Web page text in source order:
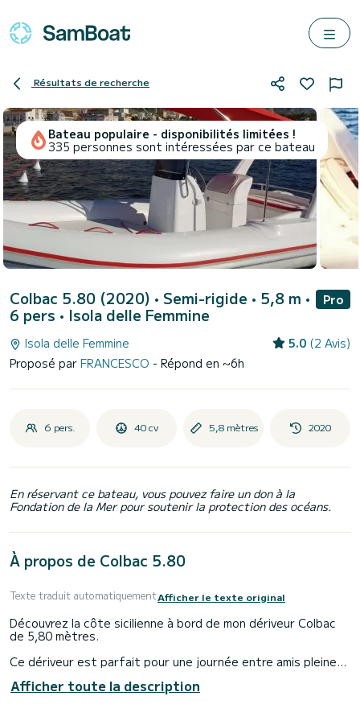
Résultats de recherche
Bateau populaire - disponibilités limitées !
335 personnes sont intéressées par ce bateau
Colbac 5.80 (2020) • Semi-rigide • 5,8 m •
6 pers • Isola delle Femmine
Pro
Isola delle Femmine 5.0 (2 Avis)
Proposé par FRANCESCO - Répond en ~6h
6 pers. 40 cv 5,8 mètres 2020
En réservant ce bateau, vous pouvez faire un don à la
Fondation de la Mer pour soutenir la protection des océans.
À propos de Colbac 5.80
Texte traduit automatiquementAfficher le texte original
Découvrez la côte sicilienne à bord de mon dériveur Colbac
de 5,80 mètres.
Ce dériveur est parfait pour une journée entre amis pleine
excellente stabilité en mer. Avec son moteur quatre temps
Yamaha de 40/70 chevaux, il peut être loué même si vous
Afficher toute la description